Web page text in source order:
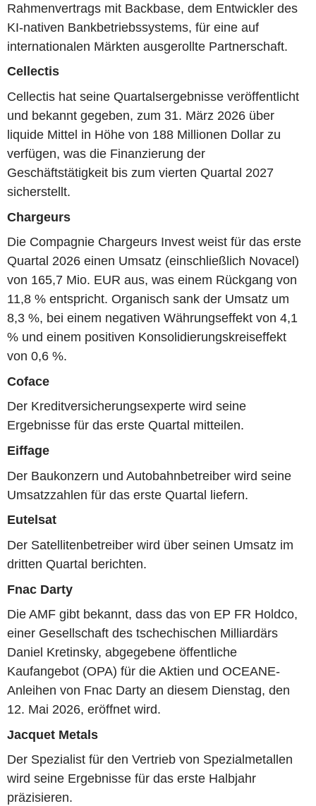
Rahmenvertrags mit Backbase, dem Entwickler des
KI-nativen Bankbetriebssystems, für eine auf
internationalen Märkten ausgerollte Partnerschaft.
Cellectis
Cellectis hat seine Quartalsergebnisse veröffentlicht
und bekannt gegeben, zum 31. März 2026 über
liquide Mittel in Höhe von 188 Millionen Dollar zu
verfügen, was die Finanzierung der
Geschäftstätigkeit bis zum vierten Quartal 2027
sicherstellt.
Chargeurs
Die Compagnie Chargeurs Invest weist für das erste
Quartal 2026 einen Umsatz (einschließlich Novacel)
von 165,7 Mio. EUR aus, was einem Rückgang von
11,8 % entspricht. Organisch sank der Umsatz um
8,3 %, bei einem negativen Währungseffekt von 4,1
% und einem positiven Konsolidierungskreiseffekt
von 0,6 %.
Coface
Der Kreditversicherungsexperte wird seine
Ergebnisse für das erste Quartal mitteilen.
Eiffage
Der Baukonzern und Autobahnbetreiber wird seine
Umsatzzahlen für das erste Quartal liefern.
Eutelsat
Der Satellitenbetreiber wird über seinen Umsatz im
dritten Quartal berichten.
Fnac Darty
Die AMF gibt bekannt, dass das von EP FR Holdco,
einer Gesellschaft des tschechischen Milliardärs
Daniel Kretinsky, abgegebene öffentliche
Kaufangebot (OPA) für die Aktien und OCEANE-
Anleihen von Fnac Darty an diesem Dienstag, den
12. Mai 2026, eröffnet wird.
Jacquet Metals
Der Spezialist für den Vertrieb von Spezialmetallen
wird seine Ergebnisse für das erste Halbjahr
präzisieren.